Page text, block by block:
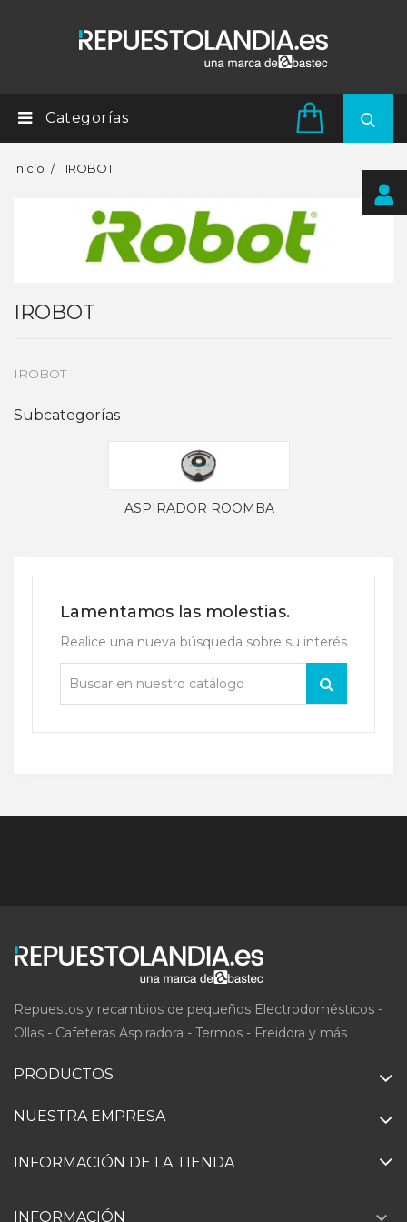
Categorías
Inicio IROBOT
IROBOT
IROBOT
Subcategorías
ASPIRADOR ROOMBA
Lamentamos las molestias.
Realice una nueva búsqueda sobre su interés
Repuestos y recambios de pequeños Electrodomésticos -
Ollas - Cafeteras Aspiradora - Termos - Freidora y más
PRODUCTOS
NUESTRA EMPRESA
INFORMACIÓN DE LA TIENDA
INFORMACIÓN